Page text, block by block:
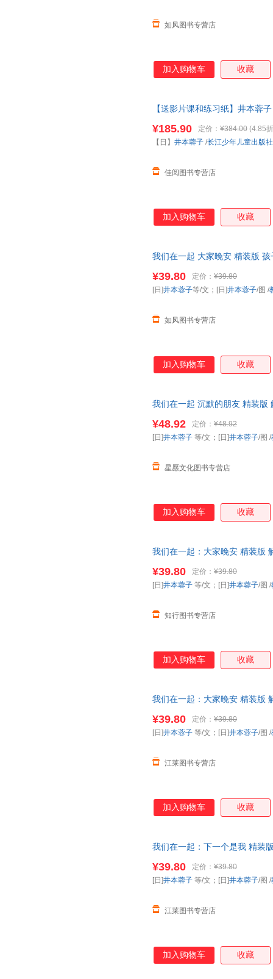
如风图书专营店
加入购物车 收藏
【送影片课和练习纸】井本蓉
¥185.90 定价： ¥384.00 (4.85
佳阅图书专营店
【日】 井本蓉子 /长江少年儿童出版社
加入购物车 收藏
我们在一起 大家晚安 精装版
¥39.80 定价： ¥39.80
如风图书专营店
[日]井本蓉子等/文；[日]井本蓉子/图 /
加入购物车 收藏
我们在一起 沉默的朋友 精装版
当客服
¥48.92 定价： ¥48.92
星愿文化图书专营店
[日]井本蓉子 等/文；[日]井本蓉子/图 /
加入购物车 收藏
我们在一起：大家晚安 精装版
¥39.80 定价： ¥39.80
知行图书专营店
[日]井本蓉子 等/文；[日]井本蓉子/图 /
加入购物车 收藏
我们在一起：大家晚安 精装版
惠
¥39.80 定价： ¥39.80
江莱图书专营店
[日]井本蓉子 等/文；[日]井本蓉子/图 /
加入购物车 收藏
我们在一起：下一个是我 精装
优惠
¥39.80 定价： ¥39.80
江莱图书专营店
[日]井本蓉子 等/文；[日]井本蓉子/图 /
加入购物车 收藏